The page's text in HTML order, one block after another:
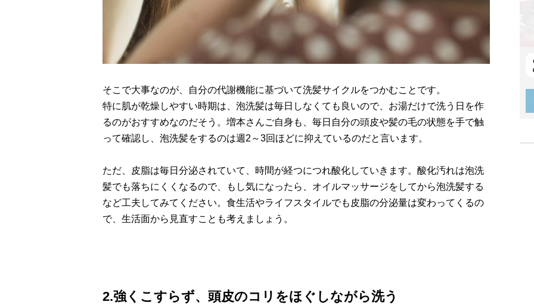
そこで大事なのが、自分の代謝機能に基づいて洗髪サイクルをつかむことです。
特に肌が乾燥しやすい時期は、泡洗髪は毎日しなくても良いので、お湯だけで洗う日を作
るのがおすすめなのだそう。増本さんご自身も、毎日自分の頭皮や髪の毛の状態を手で触
って確認し、泡洗髪をするのは週2～3回ほどに抑えているのだと言います。
ただ、皮脂は毎日分泌されていて、時間が経つにつれ酸化していきます。酸化汚れは泡洗
髪でも落ちにくくなるので、もし気になったら、オイルマッサージをしてから泡洗髪する
など工夫してみてください。食生活やライフスタイルでも皮脂の分泌量は変わってくるの
で、生活面から見直すことも考えましょう。
2.強くこすらず、頭皮のコリをほぐしながら洗う